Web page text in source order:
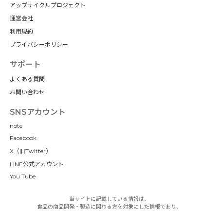
アップサイクルプロジェクト
運営会社
利用規約
プライバシーポリシー
サポート
よくある質問
お問い合わせ
SNSアカウント
note
Facebook
X（旧Twitter）
LINE公式アカウント
You Tube
当サイトに記載している情報は、
食品の商品開発・製造に関わる方を対象にした情報であり、